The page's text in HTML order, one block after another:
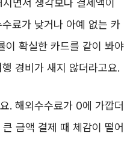
면서 생각보다 결제액이
료가 낮거나 아예 없는 카
이 확실한 카드를 같이 봐야
경비가 새지 않더라고요.
. 해외수수료가 0에 가깝더
금액 결제 때 체감이 떨어